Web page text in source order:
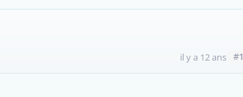
il y a 12 ans #1